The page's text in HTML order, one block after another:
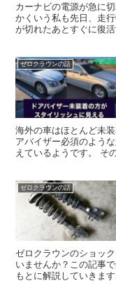
カーナビの電源が急に
かくいう私も先日、走
が切れたあとすぐに復
のナビの故障ではない
です。
ゼロクラウンの話
海外の車はほとんど未
アバイザー必須のよう
えているようです。 そ
かな？ ・取り外したい
けしていきます！
ゼロクラウンの話
ゼロクラウンのショッ
いませんか？この記事
もとに解説していきます